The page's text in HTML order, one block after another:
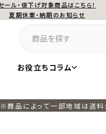
ル・値下げ対象商品はこちら！
夏期休業・納期のお知らせ
※商品によって一部地域は送料